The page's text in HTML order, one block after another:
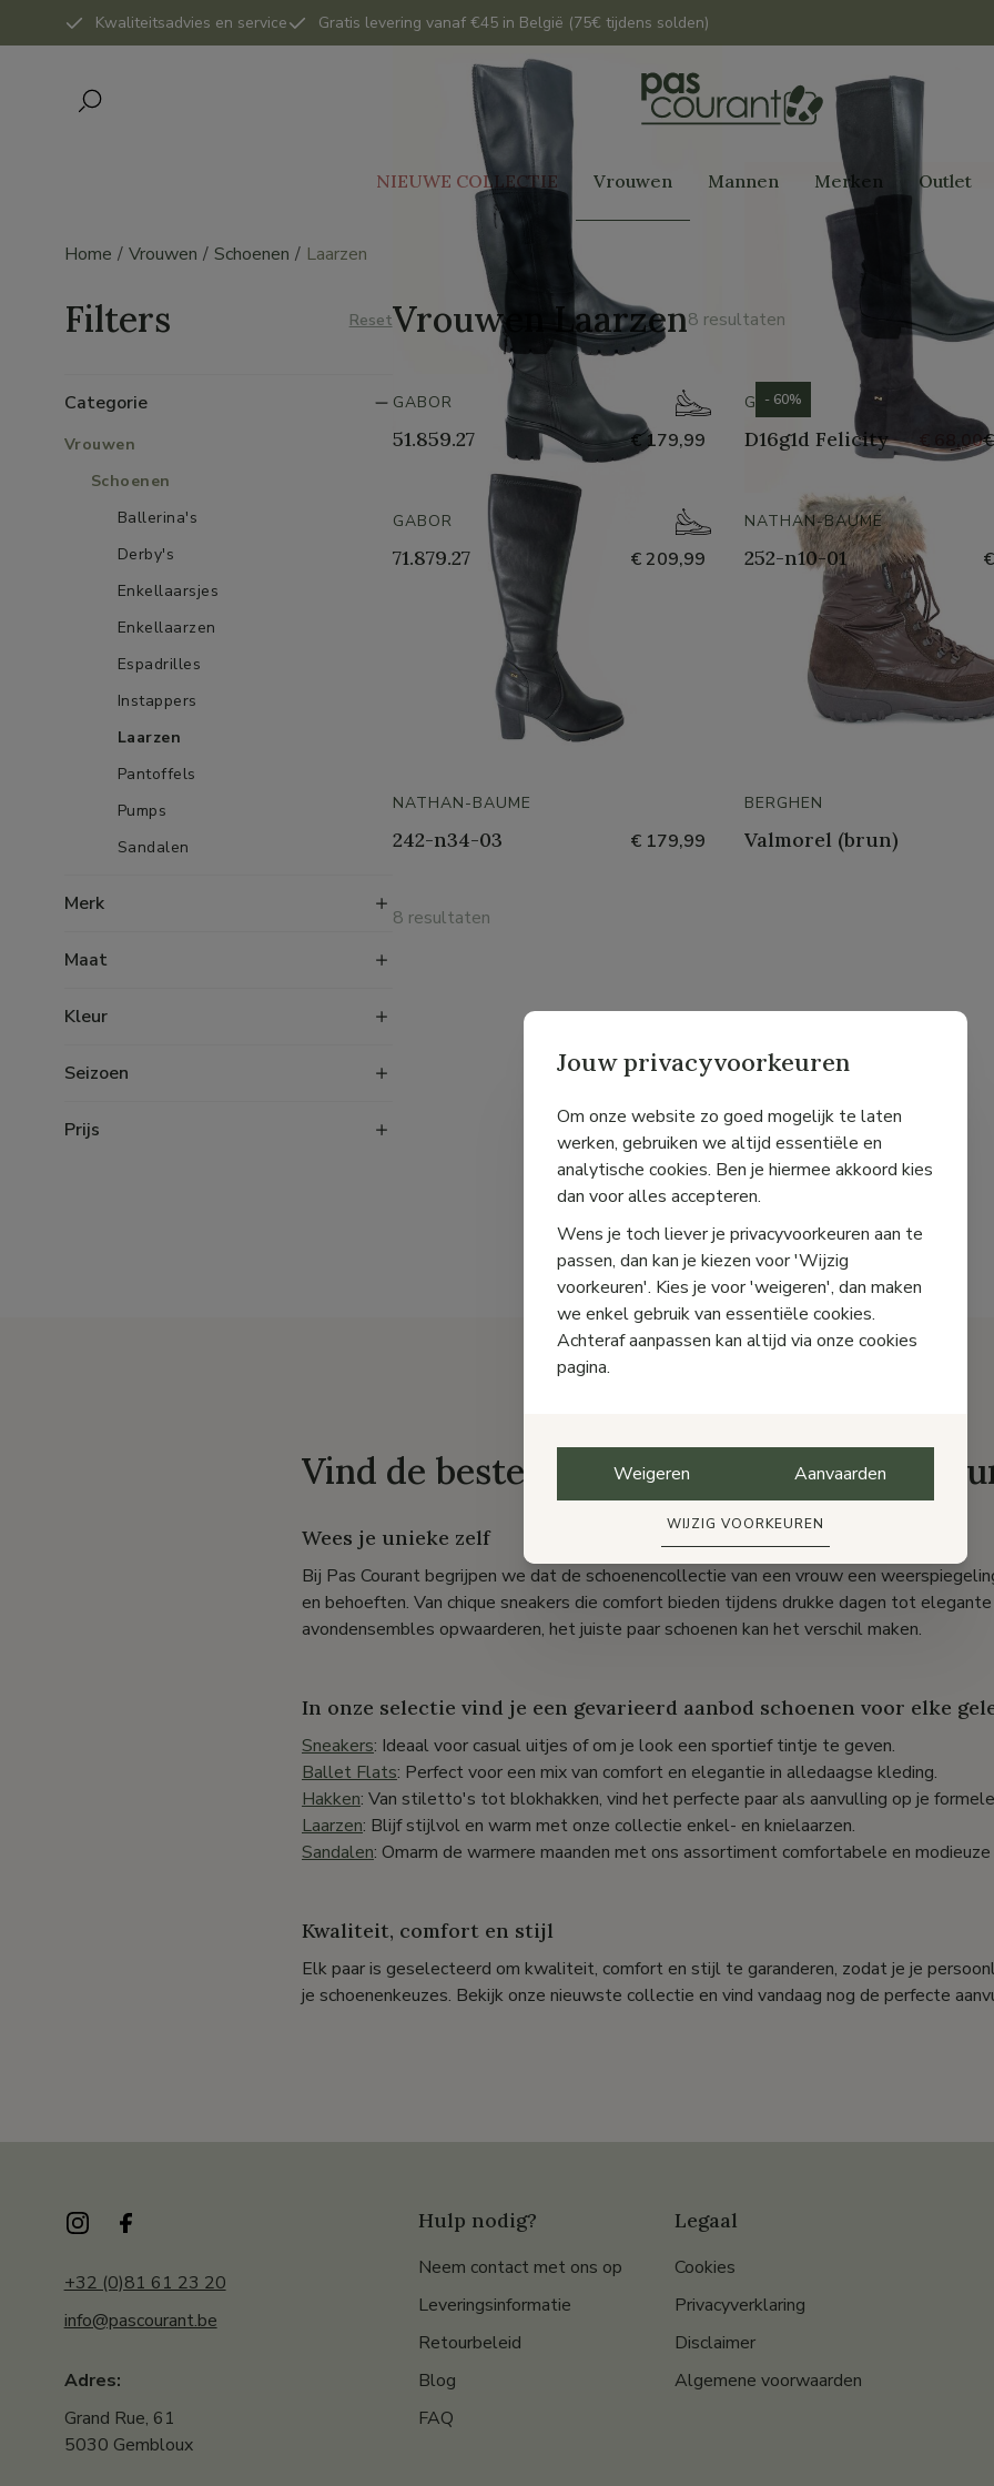
Kwaliteitsadvies en service Gratis levering vanaf €45 in België (75€ tijdens solden)
NIEUWE COLLECTIE Vrouwen Mannen Merken Outlet
Home Vrouwen Schoenen Laarzen
Filters Reset
Categorie
Vrouwen
Schoenen
Ballerina's
Derby's
Enkellaarsjes
Enkellaarzen
Espadrilles
Instappers
Laarzen
Pantoffels
Pumps
Sandalen
Merk
Maat
Kleur
Seizoen
Prijs
Vrouwen Laarzen8 resultaten
GABOR
51.859.27 € 179,99
GEOX
D16g1d Felicity € 68,00
- 60%
GABOR
71.879.27 € 209,99
NATHAN-BAUME
252-n10-01
NATHAN-BAUME
242-n34-03 € 179,99
BERGHEN
Valmorel (brun)
8 resultaten
Vind de beste damesschoenen bij Pas
Wees je unieke zelf
Bij Pas Courant begrijpen we dat de schoenencollectie van een vrouw een
en behoeften. Van chique sneakers die comfort bieden tijdens drukke dagen tot
avondensembles opwaarderen, het juiste paar schoenen kan het verschil maken.
In onze selectie vind je een gevarieerd aanbod schoenen voor elke
Sneakers: Ideaal voor casual uitjes of om je look een sportief tintje te geven.
Ballet Flats: Perfect voor een mix van comfort en elegantie in alledaagse kleding.
Hakken: Van stiletto's tot blokhakken, vind het perfecte paar als aanvulling op je
Laarzen: Blijf stijlvol en warm met onze collectie enkel- en knielaarzen.
Sandalen: Omarm de warmere maanden met ons assortiment comfortabele en modieuze
Kwaliteit, comfort en stijl
Elk paar is geselecteerd om kwaliteit, comfort en stijl te garanderen, zodat je je
je schoenenkeuzes. Bekijk onze nieuwste collectie en vind vandaag nog de perfecte
+32 (0)81 61 23 20
info@pascourant.be
Adres:
Grand Rue, 61
5030 Gembloux
Hulp nodig?
Neem contact met ons op
Leveringsinformatie
Retourbeleid
Blog
FAQ
Legaal
Cookies
Privacyverklaring
Disclaimer
Algemene voorwaarden
Jouw privacyvoorkeuren
Om onze website zo goed mogelijk te laten
werken, gebruiken we altijd essentiële en
analytische cookies. Ben je hiermee akkoord kies
dan voor alles accepteren.
Wens je toch liever je privacyvoorkeuren aan te
passen, dan kan je kiezen voor 'Wijzig
voorkeuren'. Kies je voor 'weigeren', dan maken
we enkel gebruik van essentiële cookies.
Achteraf aanpassen kan altijd via onze cookies
pagina.
Weigeren Aanvaarden
WIJZIG VOORKEUREN